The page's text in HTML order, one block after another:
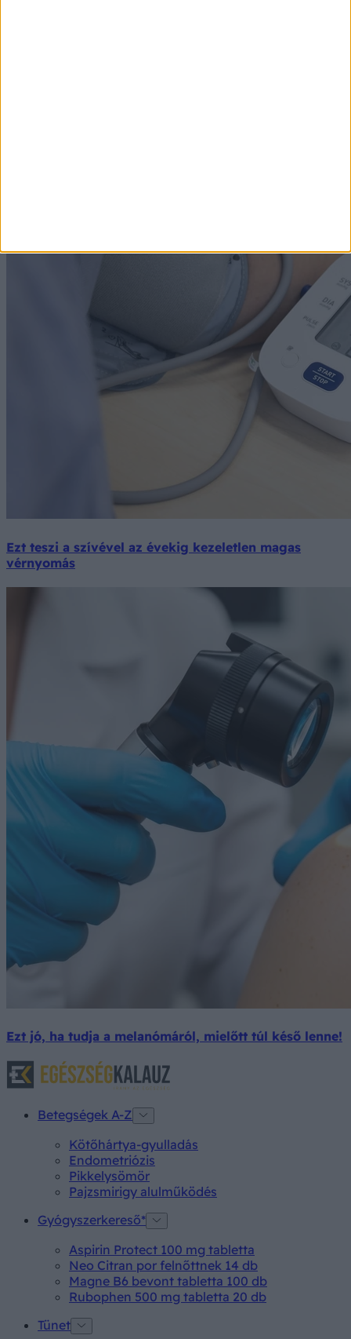
Ezt teszi a szívével az évekig kezeletlen magas
vérnyomás
Ezt jó, ha tudja a melanómáról, mielőtt túl késő lenne!
Betegségek A-Z
Kötőhártya-gyulladás
Endometriózis
Pikkelysömör
Pajzsmirigy alulműködés
Gyógyszerkereső*
Aspirin Protect 100 mg tabletta
Neo Citran por felnőttnek 14 db
Magne B6 bevont tabletta 100 db
Rubophen 500 mg tabletta 20 db
Tünet